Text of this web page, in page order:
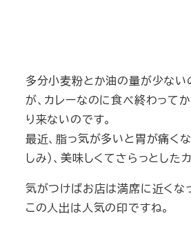
多分小麦粉とか油の量が少ない
が、カレーなのに食べ終わって
り来ないのです。
最近、脂っ気が多いと胃が痛く
しみ）、美味しくてさらっとした
気がつけばお店は満席に近くな
この人出は人気の印ですね。